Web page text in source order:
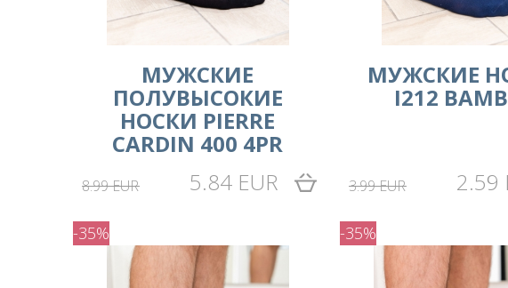
МУЖСКИЕ
ПОЛУВЫСОКИЕ
НОСКИ PIERRE
CARDIN 400 4PR
8.99 EUR 5.84 EUR
MУЖСКИЕ
I212
3.99 EUR 2.59
-35% -35%